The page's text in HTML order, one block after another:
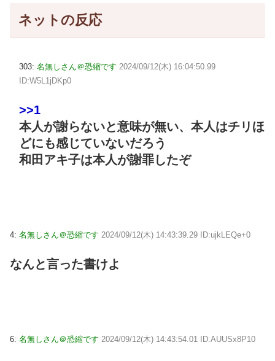
ネットの反応
303: 名無しさん＠恐縮です 2024/09/12(木) 16:04:50.99
ID:W5L1jDKp0
>>1
本人が謝らないと意味が無い、本人はチリほ
どにも感じていないだろう
和田アキ子は本人が謝罪したぞ
4: 名無しさん＠恐縮です 2024/09/12(木) 14:43:39.29 ID:ujkLEQe+0
なんと言った書けよ
6: 名無しさん＠恐縮です 2024/09/12(木) 14:43:54.01 ID:AUUSx8P10